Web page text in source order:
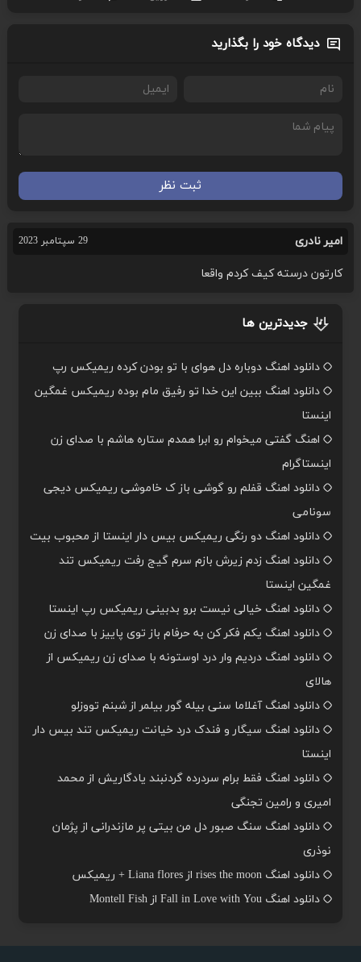
دیدگاه خود را بگذارید
ثبت نظر
امیر نادری 29 سپتامبر 2023
کارتون درسته کیف کردم واقعا
جدیدترین ها
دانلود اهنگ دوباره دل هوای با تو بودن کرده ریمیکس رپ
دانلود اهنگ ببین این خدا تو رفیق مام بوده ریمیکس غمگین
اینستا
اهنگ گفتی میخوام رو ابرا همدم ستاره هاشم با صدای زن
اینستاگرام
دانلود اهنگ قفلم رو گوشی باز ک خاموشی ریمیکس دیجی
سونامی
دانلود اهنگ دو رنگی ریمیکس بیس دار اینستا از محبوب بیت
دانلود اهنگ زدم زیرش بازم سرم گیج رفت ریمیکس تند
غمگین اینستا
دانلود اهنگ خیالی نیست برو بدبینی ریمیکس رپ اینستا
دانلود اهنگ یکم فکر کن به حرفام باز توی پاییز با صدای زن
دانلود اهنگ دردیم وار درد اوستونه با صدای زن ریمیکس از
هالای
دانلود اهنگ آغلاما سنی بیله گور بیلمر از شبنم تووزلو
دانلود اهنگ سیگار و فندک درد خیانت ریمیکس تند بیس دار
اینستا
دانلود اهنگ فقط برام سردرده گردنبند یادگاریش از محمد
امیری و رامین تجنگی
دانلود اهنگ سنگ صبور دل من بیتی پر مازندرانی از پژمان
نوذری
دانلود اهنگ rises the moon از Liana flores + ریمیکس
دانلود اهنگ Fall in Love with You از Montell Fish